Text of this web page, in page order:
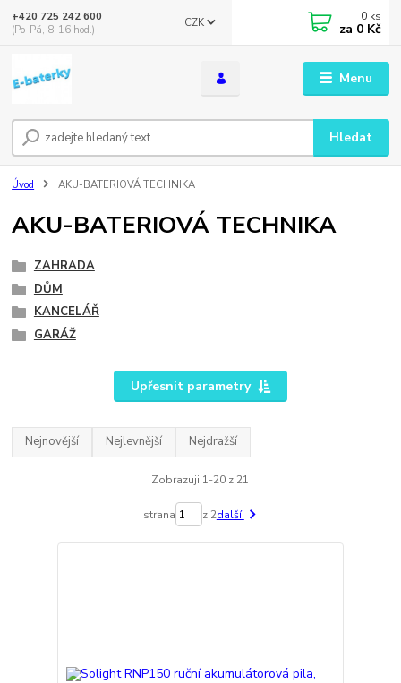
Menu
CZK
Hledat
+420 725 242 600
(Po-Pá, 8-16 hod.)
0 ks
za 0 Kč
Úvod AKU-BATERIOVÁ TECHNIKA
AKU-BATERIOVÁ TECHNIKA
ZAHRADA
DŮM
KANCELÁŘ
GARÁŽ
Upřesnit parametry
Nejnovější Nejlevnější Nejdražší
Zobrazuji 1-20 z 21
strana z 2další